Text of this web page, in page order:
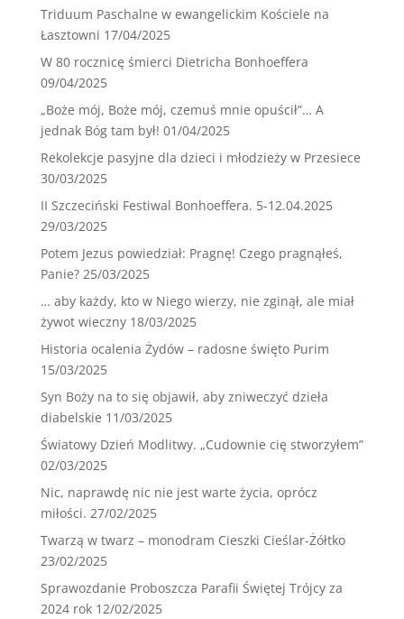
Triduum Paschalne w ewangelickim Kościele na
Łasztowni 17/04/2025
W 80 rocznicę śmierci Dietricha Bonhoeffera
09/04/2025
„Boże mój, Boże mój, czemuś mnie opuścił”… A
jednak Bóg tam był! 01/04/2025
Rekolekcje pasyjne dla dzieci i młodzieży w Przesiece
30/03/2025
II Szczeciński Festiwal Bonhoeffera. 5-12.04.2025
29/03/2025
Potem Jezus powiedział: Pragnę! Czego pragnąłeś,
Panie? 25/03/2025
… aby każdy, kto w Niego wierzy, nie zginął, ale miał
żywot wieczny 18/03/2025
Historia ocalenia Żydów – radosne święto Purim
15/03/2025
Syn Boży na to się objawił, aby zniweczyć dzieła
diabelskie 11/03/2025
Światowy Dzień Modlitwy. „Cudownie cię stworzyłem”
02/03/2025
Nic, naprawdę nic nie jest warte życia, oprócz
miłości. 27/02/2025
Twarzą w twarz – monodram Cieszki Cieślar-Żółtko
23/02/2025
Sprawozdanie Proboszcza Parafii Świętej Trójcy za
2024 rok 12/02/2025